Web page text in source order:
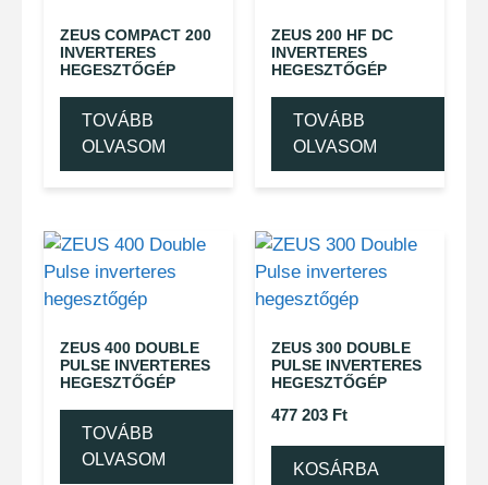
ZEUS COMPACT 200
INVERTERES
HEGESZTŐGÉP
TOVÁBB
OLVASOM
ZEUS 200 HF DC
INVERTERES
HEGESZTŐGÉP
TOVÁBB
OLVASOM
ZEUS 400 DOUBLE
PULSE INVERTERES
HEGESZTŐGÉP
TOVÁBB
OLVASOM
ZEUS 300 DOUBLE
PULSE INVERTERES
HEGESZTŐGÉP
477 203 Ft
KOSÁRBA